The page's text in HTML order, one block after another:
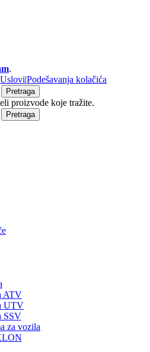
.
Uslovi|Podešavanja kolačića
Pretraga
proizvode koje tražite.
Pretraga
ATV
UTV
SSV
za vozila